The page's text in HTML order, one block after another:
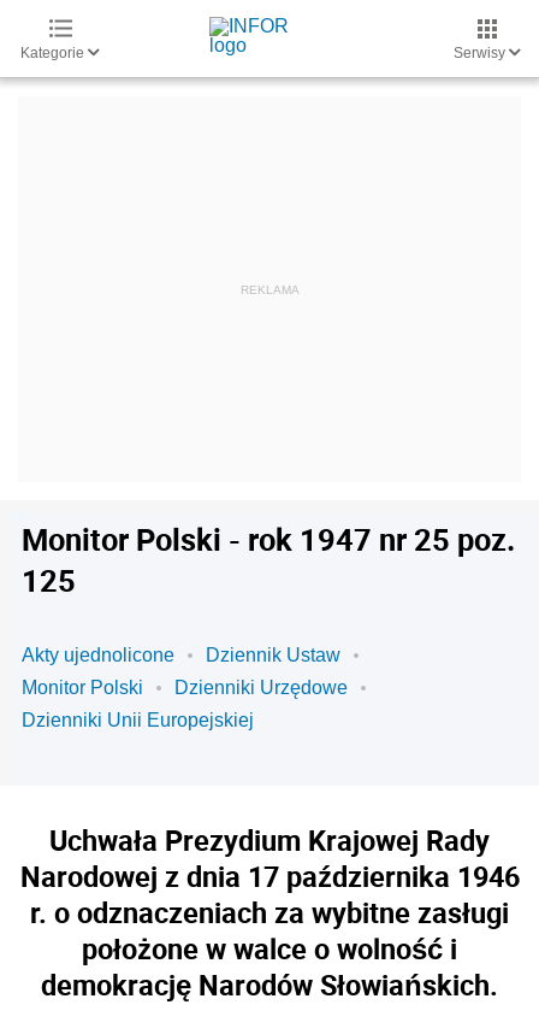
Kategorie Serwisy
Monitor Polski - rok 1947 nr 25 poz.
125
Akty ujednolicone
Dziennik Ustaw
Monitor Polski
Dzienniki Urzędowe
Dzienniki Unii Europejskiej
Uchwała Prezydium Krajowej Rady
Narodowej z dnia 17 października 1946
r. o odznaczeniach za wybitne zasługi
położone w walce o wolność i
demokrację Narodów Słowiańskich.